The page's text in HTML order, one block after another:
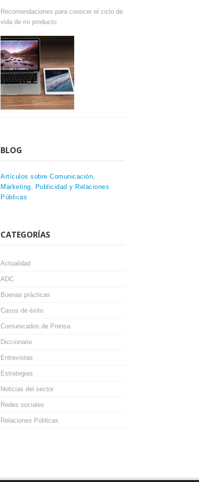
Recomendaciones para conocer el ciclo de
vida de mi producto
BLOG
Artículos sobre Comunicación,
Marketing, Publicidad y Relaciones
Públicas
CATEGORÍAS
Actualidad
ADC
Buenas prácticas
Casos de éxito
Comunicados de Prensa
Diccionario
Entrevistas
Estrategias
Noticias del sector
Redes sociales
Relaciones Públicas